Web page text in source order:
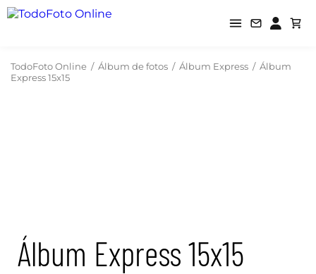
TodoFoto Online / Álbum de fotos / Álbum Express / Álbum
Express 15x15
Álbum Express 15x15